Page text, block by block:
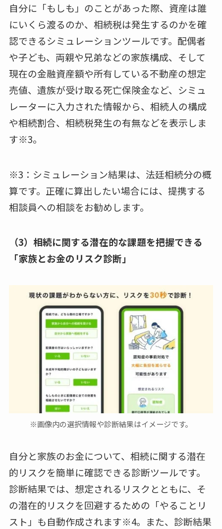
自分に「もしも」のことがあった際、資産は誰
にいくら渡るのか、相続税は発生するのかを確
認できるシミュレーションツールです。配偶者
や子ども、両親や兄弟などの家族構成、そして
現在の金融資産額や所有している不動産の想定
売値、遺族が受け取る死亡保険金など、シミュ
レーターに入力された情報から、相続人の構成
や相続割合、相続税発生の有無などを表示しま
す※3。
※3：シミュレーション結果は、法廷相続分の概
算です。正確に算出したい場合には、提携する
相談員への相談をお勧めします。
（3）相続に関する潜在的な課題を把握できる
「家族とお金のリスク診断」
※画像内の選択情報や診断結果はイメージです。
自分と家族のお金について、相続に関する潜在
的リスクを簡単に確認できる診断ツールです。
診断結果では、想定されるリスクとともに、そ
の潜在的リスクを回避するための「やることリ
スト」も自動作成されます※4。また、診断結果